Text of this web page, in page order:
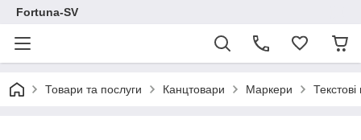
Fortuna-SV
Товари та послуги Канцтовари Маркери